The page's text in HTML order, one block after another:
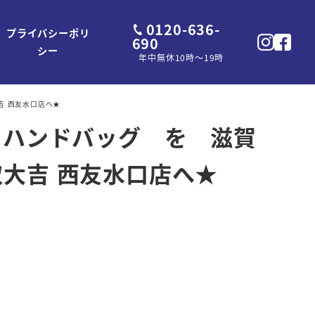
プライバシーポリ
シー
0120-636-
690
年中無休10時～19時
西友水口店へ★
ハンドバッグ を 滋賀
西友水口店へ★